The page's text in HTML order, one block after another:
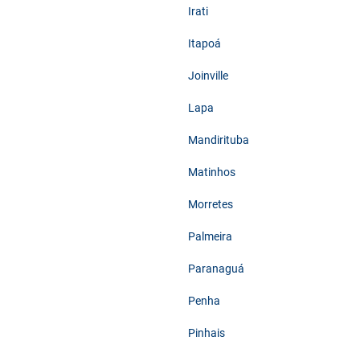
Irati
Itapoá
Joinville
Lapa
Mandirituba
Matinhos
Morretes
Palmeira
Paranaguá
Penha
Pinhais